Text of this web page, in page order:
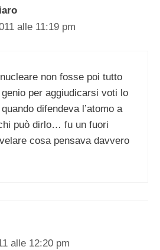
alle 11:19 pm
non fosse poi tutto
per aggiudicarsi voti lo
difendeva l’atomo a
può dirlo… fu un fuori
cosa pensava davvero
alle 12:20 pm